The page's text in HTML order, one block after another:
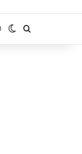
ConnexionSwitch skin